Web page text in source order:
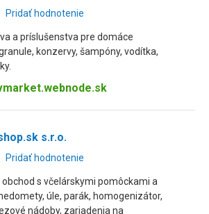
Pridať hodnotenie
a príslušenstva pre domáce
konzervy, šampóny, vodítka,
s.r.o.
Pridať hodnotenie
obchod s včelárskymi pomôckami a
úle, parák, homogenizátor,
nádoby, zariadenia na